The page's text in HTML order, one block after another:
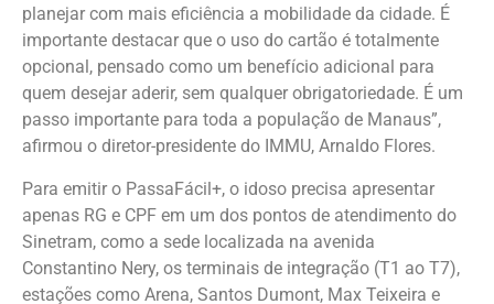
planejar com mais eficiência a mobilidade da cidade. É
importante destacar que o uso do cartão é totalmente
opcional, pensado como um benefício adicional para
quem desejar aderir, sem qualquer obrigatoriedade. É um
passo importante para toda a população de Manaus”,
afirmou o diretor-presidente do IMMU, Arnaldo Flores.
Para emitir o PassaFácil+, o idoso precisa apresentar
apenas RG e CPF em um dos pontos de atendimento do
Sinetram, como a sede localizada na avenida
Constantino Nery, os terminais de integração (T1 ao T7),
estações como Arena, Santos Dumont, Max Teixeira e